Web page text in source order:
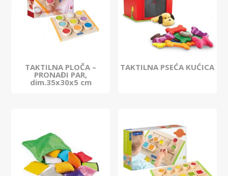
TAKTILNA PLOČA –
PRONAĐI PAR,
dim.35x30x5 cm
TAKTILNA PSEĆA KUĆICA